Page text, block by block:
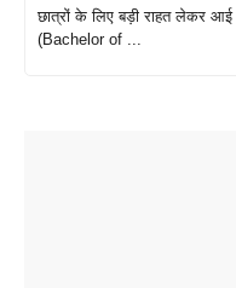
छात्रों के लिए बड़ी राहत लेकर
(Bachelor of ...